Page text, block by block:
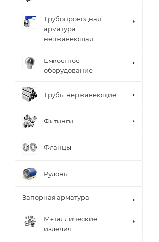
Трубопроводная
арматура
нержавеющая
Емкостное
оборудование
Трубы нержавеющие
Фитинги
Фланцы
Рулоны
Запорная арматура
Металлические
изделия